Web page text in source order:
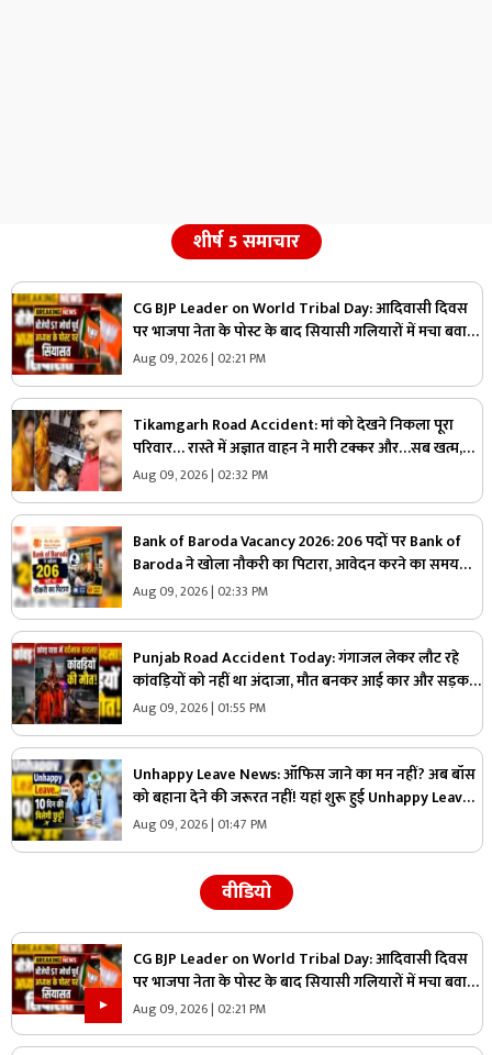
शीर्ष 5 समाचार
CG BJP Leader on World Tribal Day: आदिवासी दिवस
पर भाजपा नेता के पोस्ट के बाद सियासी गलियारों में मचा बवाल,
जानिए ऐसा क्या कह दिया कि भड़के विपक्षी नेता
Aug 09, 2026 | 02:21 PM
Tikamgarh Road Accident: मां को देखने निकला पूरा
परिवार… रास्ते में अज्ञात वाहन ने मारी टक्कर और…सब खत्म,
मां-बेटे की मौके पर मौत
Aug 09, 2026 | 02:32 PM
Bank of Baroda Vacancy 2026: 206 पदों पर Bank of
Baroda ने खोला नौकरी का पिटारा, आवेदन करने का समय
तेजी से हो रहा खत्म, जान लें कौन कर सकता है अप्लाई
Aug 09, 2026 | 02:33 PM
Punjab Road Accident Today: गंगाजल लेकर लौट रहे
कांवड़ियों को नहीं था अंदाजा, मौत बनकर आई कार और सड़क
पर बिछ गई लाशें…मची चीख-पुकार
Aug 09, 2026 | 01:55 PM
Unhappy Leave News: ऑफिस जाने का मन नहीं? अब बॉस
को बहाना देने की जरूरत नहीं! यहां शुरू हुई Unhappy Leave,
मिलेगी 10 दिन की छुट्टी और सैलरी भी
Aug 09, 2026 | 01:47 PM
वीडियो
CG BJP Leader on World Tribal Day: आदिवासी दिवस
पर भाजपा नेता के पोस्ट के बाद सियासी गलियारों में मचा बवाल,
जानिए ऐसा क्या कह दिया कि भड़के विपक्षी नेता
Aug 09, 2026 | 02:21 PM